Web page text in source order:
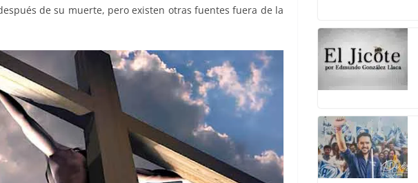
de su muerte, pero existen otras fuentes fuera de la
k
c
e
b
o
o
k
itt
er